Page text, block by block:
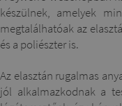
készülnek, amelyek
megtalálhatóak az
és a poliészter is.
Az elasztán rugalmas
jól alkalmazkodnak a